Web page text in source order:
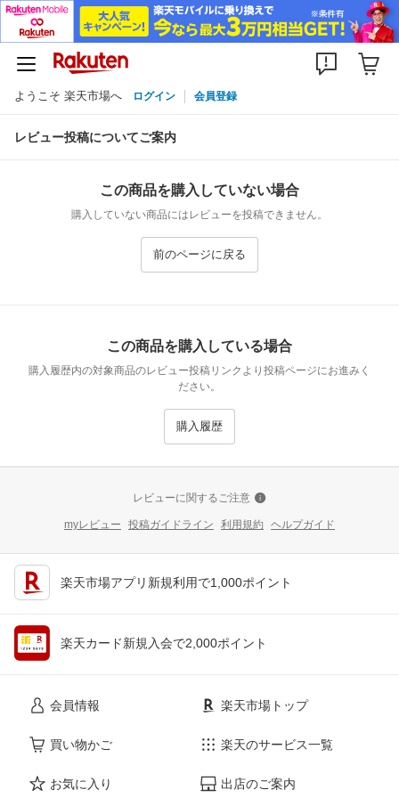
ようこそ 楽天市場へ ログイン 会員登録
レビュー投稿についてご案内
この商品を購入していない場合
購入していない商品にはレビューを投稿できません。
前のページに戻る
この商品を購入している場合
購入履歴内の対象商品のレビュー投稿リンクより投稿ページにお進みく
ださい。
購入履歴
レビューに関するご注意
myレビュー 投稿ガイドライン 利用規約 ヘルプガイド
楽天市場アプリ新規利用で1,000ポイント
楽天カード新規入会で2,000ポイント
会員情報
買い物かご
お気に入り
楽天市場トップ
楽天のサービス一覧
出店のご案内